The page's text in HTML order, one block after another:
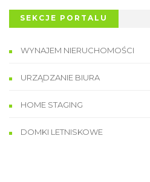
SEKCJE PORTALU
WYNAJEM NIERUCHOMOŚCI
URZĄDZANIE BIURA
HOME STAGING
DOMKI LETNISKOWE